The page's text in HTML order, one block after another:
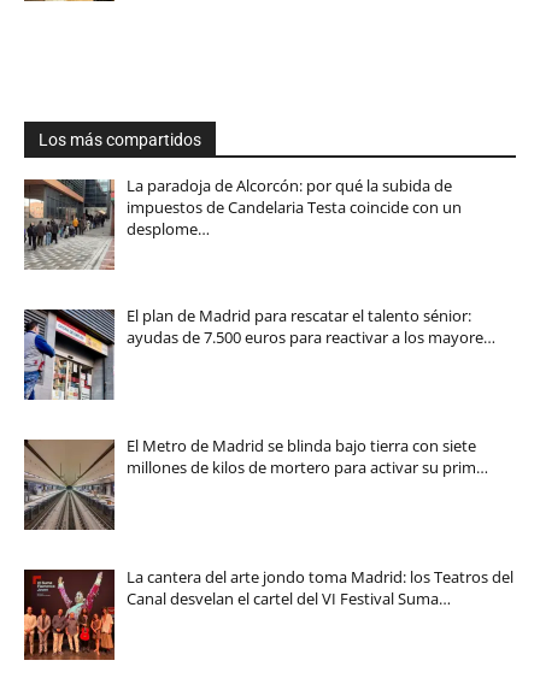
Los más compartidos
La paradoja de Alcorcón: por qué la subida de
impuestos de Candelaria Testa coincide con un
desplome…
El plan de Madrid para rescatar el talento sénior:
ayudas de 7.500 euros para reactivar a los mayore…
El Metro de Madrid se blinda bajo tierra con siete
millones de kilos de mortero para activar su prim…
La cantera del arte jondo toma Madrid: los Teatros del
Canal desvelan el cartel del VI Festival Suma…